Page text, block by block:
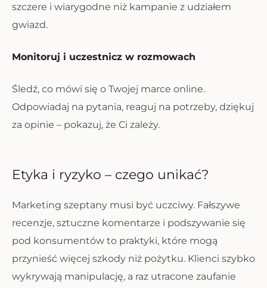
szczere i wiarygodne niż kampanie z udziałem
gwiazd.
Monitoruj i uczestnicz w rozmowach
Śledź, co mówi się o Twojej marce online.
Odpowiadaj na pytania, reaguj na potrzeby, dziękuj
za opinie – pokazuj, że Ci zależy.
Etyka i ryzyko – czego unikać?
Marketing szeptany musi być uczciwy. Fałszywe
recenzje, sztuczne komentarze i podszywanie się
pod konsumentów to praktyki, które mogą
przynieść więcej szkody niż pożytku. Klienci szybko
wykrywają manipulację, a raz utracone zaufanie